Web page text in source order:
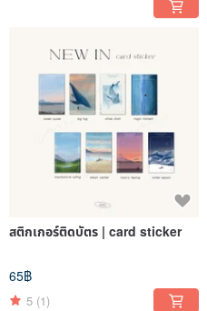
สติกเกอร์ติดบัตร | card sticker
65฿
5 (1)